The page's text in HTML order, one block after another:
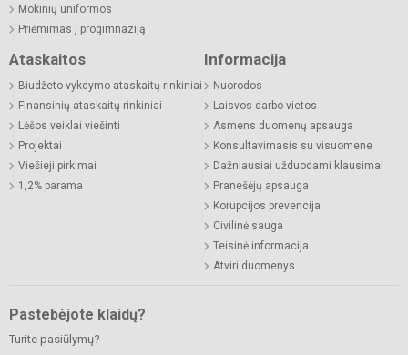
Mokinių uniformos
Priėmimas į progimnaziją
Ataskaitos
Biudžeto vykdymo ataskaitų rinkiniai
Finansinių ataskaitų rinkiniai
Lėšos veiklai viešinti
Projektai
Viešieji pirkimai
1,2% parama
Informacija
Nuorodos
Laisvos darbo vietos
Asmens duomenų apsauga
Konsultavimasis su visuomene
Dažniausiai užduodami klausimai
Pranešėjų apsauga
Korupcijos prevencija
Civilinė sauga
Teisinė informacija
Atviri duomenys
Pastebėjote klaidų?
Turite pasiūlymų?